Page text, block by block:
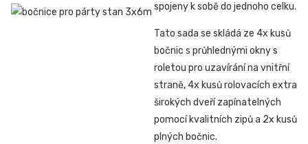
spojeny k sobě do jednoho celku.
Tato sada se skládá ze 4x kusů
bočnic s průhlednými okny s
roletou pro uzavírání na vnitřní
straně, 4x kusů rolovacích extra
širokých dveří zapínatelných
pomocí kvalitních zipů a 2x kusů
plných bočnic.